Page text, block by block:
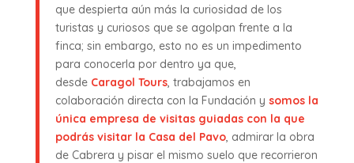
que despierta aún más la curiosidad de los
turistas y curiosos que se agolpan frente a la
finca; sin embargo, esto no es un impedimento
para conocerla por dentro ya que,
desdeCaragol Tours, trabajamos en
colaboración directa con la Fundación y somos la
única empresa de visitas guiadas con la que
podrás visitar la Casa del Pavo, admirar la obra
de Cabrera y pisar el mismo suelo que recorrieron